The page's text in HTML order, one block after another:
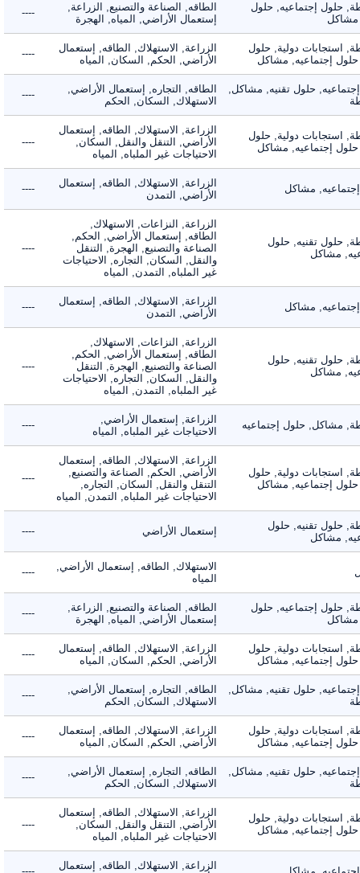
حلول إجتماعيه, حلول
الطاقه, الصناعة والتصنيع, الزراعة,
إستعمال الأراضي, المياه, الهجرة
----
استجابات دولية, حلول
إجتماعيه, مشاكل
الزراعة, الاستهلاك, الطاقه, إستعمال
الأراضي, الحكم, السكان, المياه
----
حلول تقنيه, مشاكل,
الطاقه, التجاره, إستعمال الأراضي,
الاستهلاك, السكان, الحكم
----
استجابات دولية, حلول
إجتماعيه, مشاكل
الزراعة, الاستهلاك, الطاقه, إستعمال
الأراضي, التنقل والنقل, السكان,
الاحتياجات غير الملباه, المياه
----
مشاكل
الزراعة, الاستهلاك, الطاقه, إستعمال
الأراضي, التمدن
----
حلول تقنيه, حلول
مشاكل
الزراعة, النزاعات, الاستهلاك,
الطاقه, إستعمال الأراضي, الحكم,
الصناعة والتصنيع, الهجرة, التنقل
والنقل, السكان, التجاره, الاحتياجات
غير الملباه, التمدن, المياه
----
مشاكل
الزراعة, الاستهلاك, الطاقه, إستعمال
الأراضي, التمدن
----
حلول تقنيه, حلول
مشاكل
الزراعة, النزاعات, الاستهلاك,
الطاقه, إستعمال الأراضي, الحكم,
الصناعة والتصنيع, الهجرة, التنقل
والنقل, السكان, التجاره, الاحتياجات
غير الملباه, التمدن, المياه
----
مشاكل, حلول إجتماعيه
الزراعة, إستعمال الأراضي,
الاحتياجات غير الملباه, المياه
----
استجابات دولية, حلول
إجتماعيه, مشاكل
الزراعة, الاستهلاك, الطاقه, إستعمال
الأراضي, الحكم, الصناعة والتصنيع,
التنقل والنقل, السكان, التجاره,
الاحتياجات غير الملباه, التمدن, المياه
----
حلول تقنيه, حلول
مشاكل
إستعمال الأراضي ----
الاستهلاك, الطاقه, إستعمال الأراضي,
المياه
----
حلول إجتماعيه, حلول
الطاقه, الصناعة والتصنيع, الزراعة,
إستعمال الأراضي, المياه, الهجرة
----
استجابات دولية, حلول
إجتماعيه, مشاكل
الزراعة, الاستهلاك, الطاقه, إستعمال
الأراضي, الحكم, السكان, المياه
----
حلول تقنيه, مشاكل,
الطاقه, التجاره, إستعمال الأراضي,
الاستهلاك, السكان, الحكم
----
استجابات دولية, حلول
إجتماعيه, مشاكل
الزراعة, الاستهلاك, الطاقه, إستعمال
الأراضي, الحكم, السكان, المياه
----
حلول تقنيه, مشاكل,
الطاقه, التجاره, إستعمال الأراضي,
الاستهلاك, السكان, الحكم
----
استجابات دولية, حلول
إجتماعيه, مشاكل
الزراعة, الاستهلاك, الطاقه, إستعمال
الأراضي, التنقل والنقل, السكان,
الاحتياجات غير الملباه, المياه
----
الزراعة, الاستهلاك, الطاقه, إستعمال